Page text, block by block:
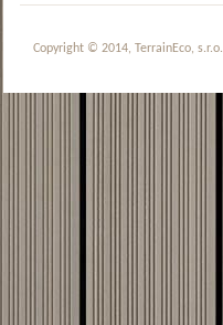
Copyright © 2014, TerrainEco, s.r.o.